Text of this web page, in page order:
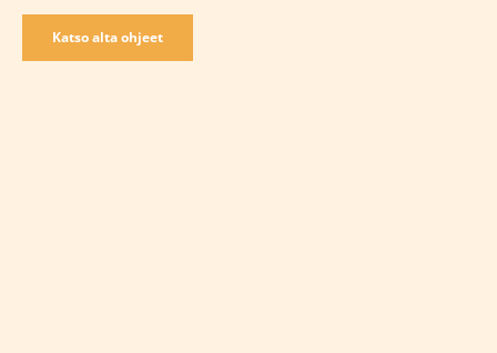
Katso alta ohjeet